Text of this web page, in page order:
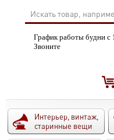
График работы будни с
Звоните
Интерьер, винтаж,
старинные вещи